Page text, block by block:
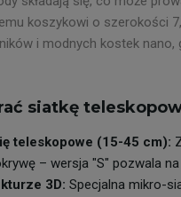
koszykowi o szerokości
i modnych kostek
siatkę
teleskopowe (15-45 cm):
– wersja "S" pozwala
3D: Specjalna mikro-